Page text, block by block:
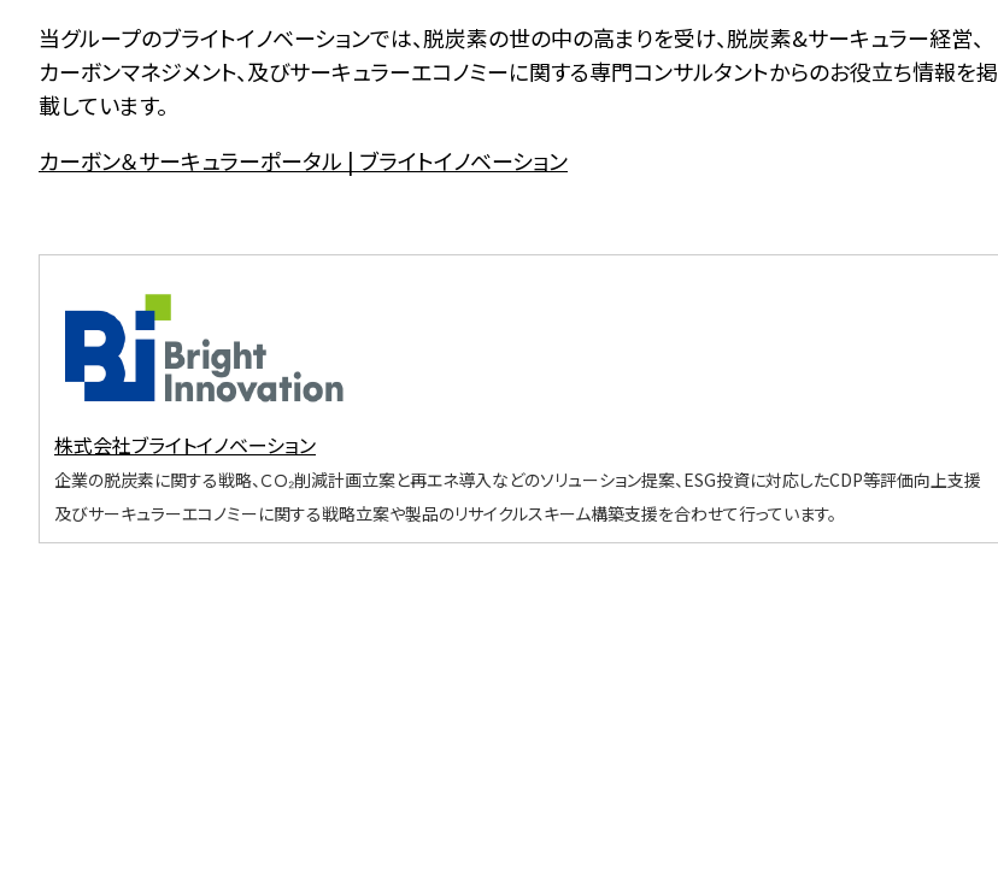
当グループのブライトイノベーションでは、脱炭素の世の中の高まりを受け、脱炭素&サーキュラー経営、
カーボンマネジメント、及びサーキュラーエコノミーに関する専門コンサルタントからのお役立ち情報を掲
載しています。
カーボン＆サーキュラーポータル | ブライトイノベーション
株式会社ブライトイノベーション
企業の脱炭素に関する戦略、ＣＯ₂削減計画立案と再エネ導入などのソリューション提案、ESG投資に対応したCDP等評価向上支援
及びサーキュラーエコノミーに関する戦略立案や製品のリサイクルスキーム構築支援を合わせて行っています。